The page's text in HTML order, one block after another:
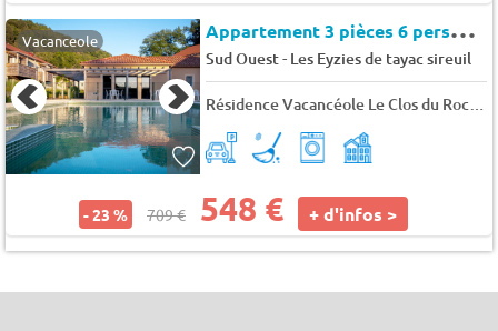
Vacanceole A
ppartement 3 pièces 6 personnes
Sud Ouest- Les Eyzies de tayac sireuil
Résidence Vacancéole Le Clos du Rocher
- 23 % 709 € 548 € + d'infos >